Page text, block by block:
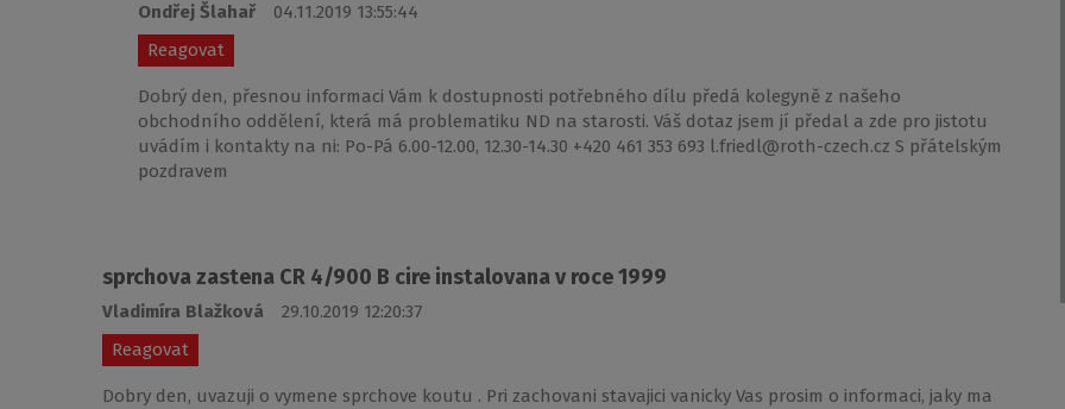
Ondřej Šlahař
04.11.2019 13:55:44
Reagovat
Dobrý den, přesnou informaci Vám k dostupnosti potřebného dílu předá kolegyně z našeho
obchodního oddělení, která má problematiku ND na starosti. Váš dotaz jsem jí předal a zde pro jistotu
uvádím i kontakty na ni: Po-Pá 6.00-12.00, 12.30-14.30 +420 461 353 693 l.friedl@roth-czech.cz S přátelským
pozdravem
sprchova zastena CR 4/900 B cire instalovana v roce 1999
Vladimíra Blažková
29.10.2019 12:20:37
Reagovat
Dobry den, uvazuji o vymene sprchove koutu . Pri zachovani stavajici vanicky Vas prosim o informaci, jaky ma